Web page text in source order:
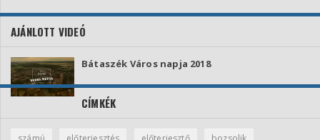
AJÁNLOTT VIDEÓ
Bátaszék Város napja 2018
CÍMKÉK